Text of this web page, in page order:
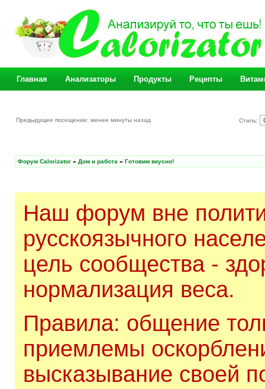
Главная Анализаторы Продукты Рецепты
Предыдущее посещение: менее минуты назад Стиль:
Форум Calorizator » Дом и работа » Готовим вкусно!
Наш форум вне
русскоязычного
цель сообщества -
нормализация веса.
Правила: общение
приемлемы
высказывание своей